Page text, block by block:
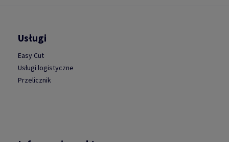
Usługi
Easy Cut
Usługi logistyczne
Przelicznik